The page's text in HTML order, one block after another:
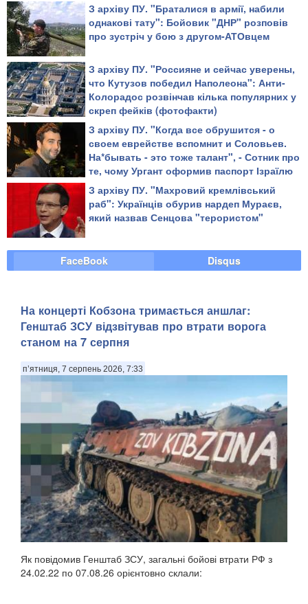
З архіву ПУ. "Браталися в армії, набили
однакові тату": Бойовик "ДНР" розповів
про зустріч у бою з другом-АТОвцем
З архіву ПУ. "Россияне и сейчас уверены,
что Кутузов победил Наполеона": Анти-
Колорадос розвінчав кілька популярних у
скреп фейків (фотофакти)
З архіву ПУ. "Когда все обрушится - о
своем еврействе вспомнит и Соловьев.
На*бывать - это тоже талант", - Сотник про
те, чому Ургант оформив паспорт Ізраїлю
З архіву ПУ. "Махровий кремлівський
раб": Українців обурив нардеп Мураєв,
який назвав Сенцова "терористом"
FaceBook Disqus
На концерті Кобзона тримається аншлаг:
Генштаб ЗСУ відзвітував про втрати ворога
станом на 7 серпня
п’ятниця, 7 серпень 2026, 7:33
Як повідомив Генштаб ЗСУ, загальні бойові втрати РФ з
24.02.22 по 07.08.26 орієнтовно склали: